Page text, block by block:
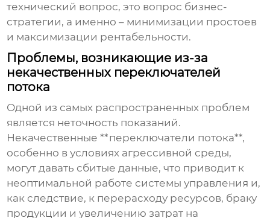
технический вопрос, это вопрос бизнес-
стратегии, а именно – минимизации простоев
и максимизации рентабельности.
Проблемы, возникающие из-за
некачественных переключателей
потока
Одной из самых распространенных проблем
является неточность показаний.
Некачественные **переключатели потока**,
особенно в условиях агрессивной среды,
могут давать сбитые данные, что приводит к
неоптимальной работе системы управления и,
как следствие, к перерасходу ресурсов, браку
продукции и увеличению затрат на